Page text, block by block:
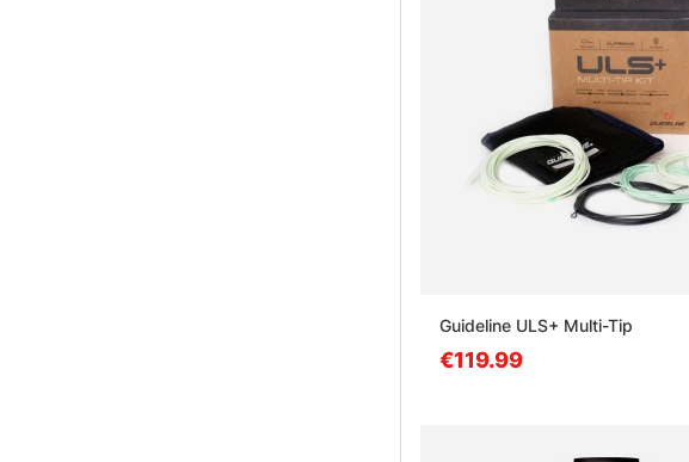
Guideline ULS+ Multi-Tip
€119.99